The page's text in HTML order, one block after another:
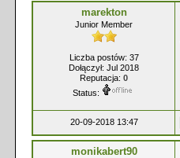
marekton
Junior Member
Liczba postów: 37
Dołączył: Jul 2018
Reputacja: 0
Status:
20-09-2018 13:47
monikabert90